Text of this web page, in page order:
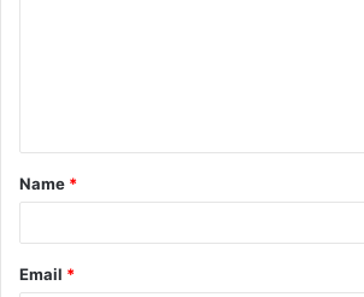
t
*
Name *
Email *